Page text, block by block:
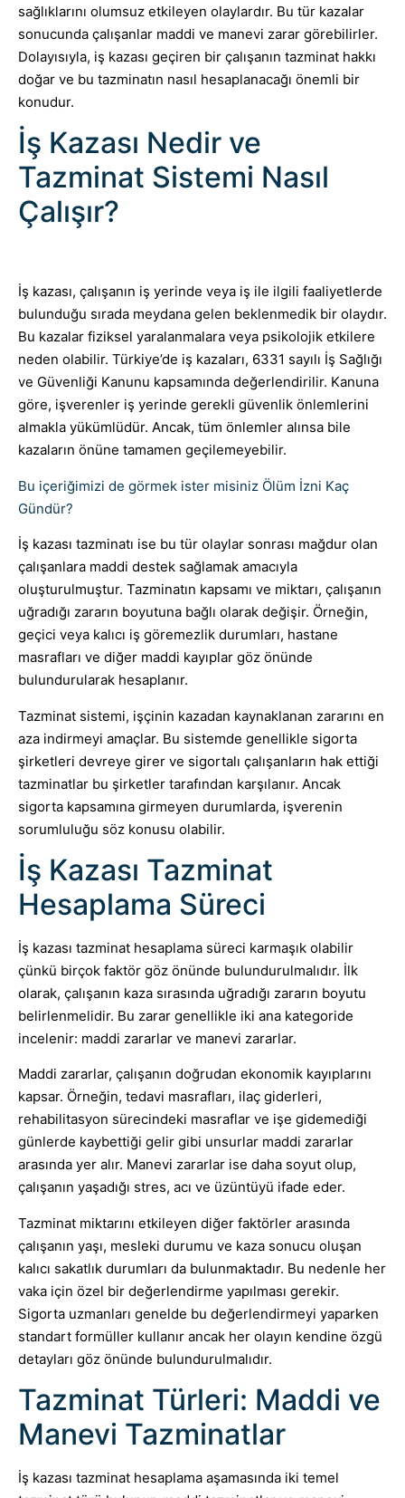
sağlıklarını olumsuz etkileyen olaylardır. Bu tür kazalar
sonucunda çalışanlar maddi ve manevi zarar görebilirler.
Dolayısıyla, iş kazası geçiren bir çalışanın tazminat hakkı
doğar ve bu tazminatın nasıl hesaplanacağı önemli bir
konudur.
İş Kazası Nedir ve
Tazminat Sistemi Nasıl
Çalışır?
İş kazası, çalışanın iş yerinde veya iş ile ilgili faaliyetlerde
bulunduğu sırada meydana gelen beklenmedik bir olaydır.
Bu kazalar fiziksel yaralanmalara veya psikolojik etkilere
neden olabilir. Türkiye’de iş kazaları, 6331 sayılı İş Sağlığı
ve Güvenliği Kanunu kapsamında değerlendirilir. Kanuna
göre, işverenler iş yerinde gerekli güvenlik önlemlerini
almakla yükümlüdür. Ancak, tüm önlemler alınsa bile
kazaların önüne tamamen geçilemeyebilir.
Bu içeriğimizi de görmek ister misiniz Ölüm İzni Kaç
Gündür?
İş kazası tazminatı ise bu tür olaylar sonrası mağdur olan
çalışanlara maddi destek sağlamak amacıyla
oluşturulmuştur. Tazminatın kapsamı ve miktarı, çalışanın
uğradığı zararın boyutuna bağlı olarak değişir. Örneğin,
geçici veya kalıcı iş göremezlik durumları, hastane
masrafları ve diğer maddi kayıplar göz önünde
bulundurularak hesaplanır.
Tazminat sistemi, işçinin kazadan kaynaklanan zararını en
aza indirmeyi amaçlar. Bu sistemde genellikle sigorta
şirketleri devreye girer ve sigortalı çalışanların hak ettiği
tazminatlar bu şirketler tarafından karşılanır. Ancak
sigorta kapsamına girmeyen durumlarda, işverenin
sorumluluğu söz konusu olabilir.
İş Kazası Tazminat
Hesaplama Süreci
İş kazası tazminat hesaplama süreci karmaşık olabilir
çünkü birçok faktör göz önünde bulundurulmalıdır. İlk
olarak, çalışanın kaza sırasında uğradığı zararın boyutu
belirlenmelidir. Bu zarar genellikle iki ana kategoride
incelenir: maddi zararlar ve manevi zararlar.
Maddi zararlar, çalışanın doğrudan ekonomik kayıplarını
kapsar. Örneğin, tedavi masrafları, ilaç giderleri,
rehabilitasyon sürecindeki masraflar ve işe gidemediği
günlerde kaybettiği gelir gibi unsurlar maddi zararlar
arasında yer alır. Manevi zararlar ise daha soyut olup,
çalışanın yaşadığı stres, acı ve üzüntüyü ifade eder.
Tazminat miktarını etkileyen diğer faktörler arasında
çalışanın yaşı, mesleki durumu ve kaza sonucu oluşan
kalıcı sakatlık durumları da bulunmaktadır. Bu nedenle her
vaka için özel bir değerlendirme yapılması gerekir.
Sigorta uzmanları genelde bu değerlendirmeyi yaparken
standart formüller kullanır ancak her olayın kendine özgü
detayları göz önünde bulundurulmalıdır.
Tazminat Türleri: Maddi ve
Manevi Tazminatlar
İş kazası tazminat hesaplama aşamasında iki temel